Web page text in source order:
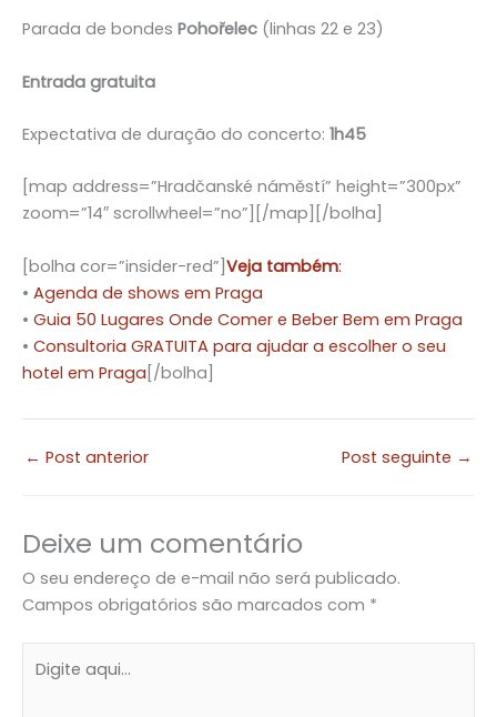
Parada de bondes Pohořelec (linhas 22 e 23)
Entrada gratuita
Expectativa de duração do concerto: 1h45
[map address=”Hradčanské náměstí” height=”300px”
zoom=”14″ scrollwheel=”no”][/map][/bolha]
[bolha cor=”insider-red”]Veja também:
• Agenda de shows em Praga
• Guia 50 Lugares Onde Comer e Beber Bem em Praga
• Consultoria GRATUITA para ajudar a escolher o seu
hotel em Praga [/bolha]
← Post anterior Post seguinte →
Deixe um comentário
O seu endereço de e-mail não será publicado.
Campos obrigatórios são marcados com *
aqui...